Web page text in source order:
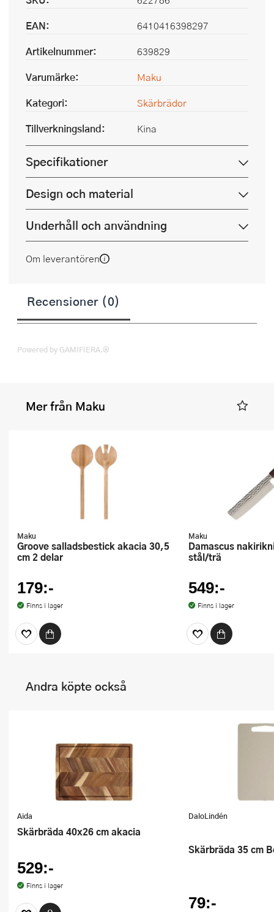
EAN:
6410416398297
Artikelnummer:
639829
Varumärke:
Maku
Kategori:
Skärbrädor
Tillverkningsland:
Kina
Specifikationer
Design och material
Underhåll och användning
Om leverantören
Recensioner (0)
Powered by GAMIFIERA.®
Mer från Maku
Maku
Groove salladsbestick akacia 30,5
cm 2 delar
179:-
Finns i lager
Maku
Damascus nakirikniv 33 cm
stål/trä
549:-
Finns i lager
Andra köpte också
Aida
Skärbräda 40x26 cm akacia
529:-
Finns i lager
DaloLindén
Skärbräda 35 cm
79:-